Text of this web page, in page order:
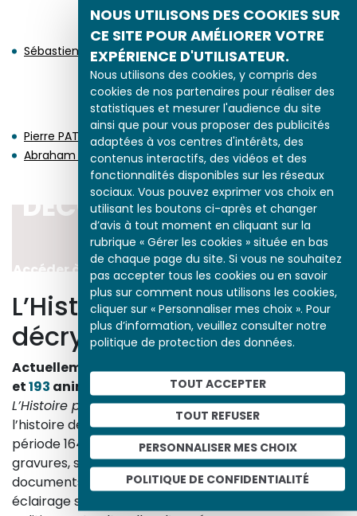
NOUS UTILISONS DES COOKIES SUR
CE SITE POUR AMÉLIORER VOTRE
EXPÉRIENCE D'UTILISATEUR.
Nous utilisons des cookies, y compris des
cookies de nos partenaires pour réaliser des
statistiques et mesurer l'audience du site
ainsi que pour vous proposer des publicités
adaptées à vos centres d'intérêts, des
contenus interactifs, des vidéos et des
fonctionnalités disponibles sur les réseaux
sociaux. Vous pouvez exprimer vos choix en
utilisant les boutons ci-après et changer
d’avis à tout moment en cliquant sur la
rubrique « Gérer les cookies » située en bas
de chaque page du site. Si vous ne souhaitez
pas accepter tous les cookies ou en savoir
plus sur comment nous utilisons les cookies,
cliquer sur « Personnaliser mes choix ». Pour
plus d’information, veuillez consulter notre
politique de protection des données.
TOUT ACCEPTER
TOUT REFUSER
PERSONNALISER MES CHOIX
POLITIQUE DE CONFIDENTIALITÉ
NAISSANCES EN 1676
Sébastien LECLERC
DÉCÈS EN 1676
Pierre PATEL
Abraham BOSSE
DÉCOUVRIR LA PÉRIODE
1643-1715
Accéder à l’ensemble des études de la période
L’Histoire par l’image
décrypte l’histoire
Actuellement en ligne3153œuvres,1748études
et193 animations.
L’Histoire par l’imageexplore les événements de
l’histoire de France et les évolutions majeures de la
période 1643-1945. À travers des peintures, dessins,
gravures, sculptures, photographies, affiches,
documents d’archives, nos études proposent un
éclairage sur les réalités sociales, économiques,